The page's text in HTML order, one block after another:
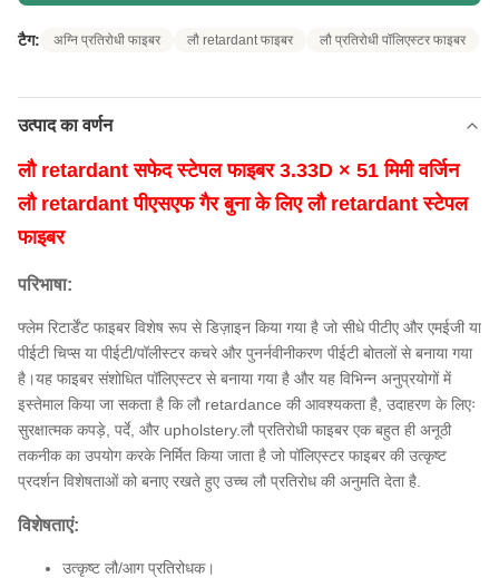
टैग: अग्नि प्रतिरोधी फाइबर लौ retardant फाइबर लौ प्रतिरोधी पॉलिएस्टर फाइबर
उत्पाद का वर्णन
लौ retardant सफेद स्टेपल फाइबर 3.33D × 51 मिमी वर्जिन
लौ retardant पीएसएफ गैर बुना के लिए लौ retardant स्टेपल
फाइबर
परिभाषा:
फ्लेम रिटार्डेंट फाइबर विशेष रूप से डिज़ाइन किया गया है जो सीधे पीटीए और एमईजी या
पीईटी चिप्स या पीईटी/पॉलीस्टर कचरे और पुनर्नवीनीकरण पीईटी बोतलों से बनाया गया
है।यह फाइबर संशोधित पॉलिएस्टर से बनाया गया है और यह विभिन्न अनुप्रयोगों में
इस्तेमाल किया जा सकता है कि लौ retardance की आवश्यकता है, उदाहरण के लिएः
सुरक्षात्मक कपड़े, पर्दे, और upholstery.लौ प्रतिरोधी फाइबर एक बहुत ही अनूठी
तकनीक का उपयोग करके निर्मित किया जाता है जो पॉलिएस्टर फाइबर की उत्कृष्ट
प्रदर्शन विशेषताओं को बनाए रखते हुए उच्च लौ प्रतिरोध की अनुमति देता है.
विशेषताएं:
उत्कृष्ट लौ/आग प्रतिरोधक।